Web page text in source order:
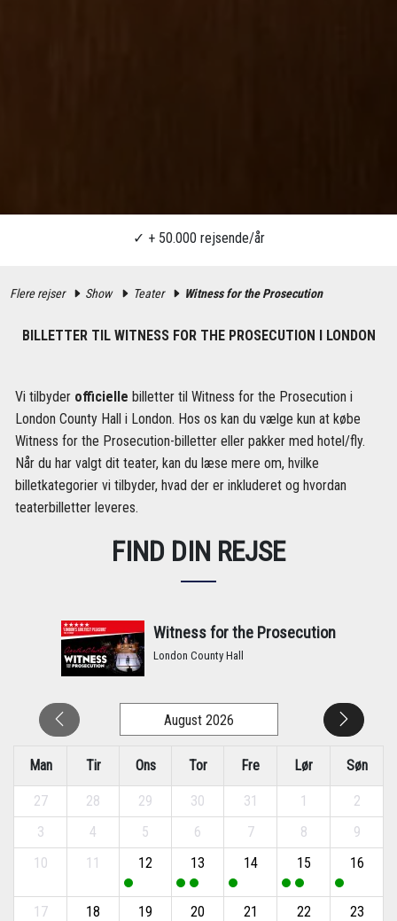
Flere rejser Show Teater Witness for the Prosecution
BILLETTER TIL WITNESS FOR THE PROSECUTION I LONDON
Vi tilbyder officielle billetter til Witness for the Prosecution i
London County Hall i London. Hos os kan du vælge kun at købe
Witness for the Prosecution-billetter eller pakker med hotel/fly.
Når du har valgt dit teater, kan du læse mere om, hvilke
billetkategorier vi tilbyder, hvad der er inkluderet og hvordan
teaterbilletter leveres.